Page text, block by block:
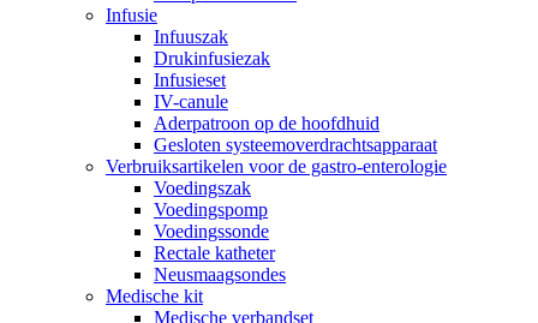
Infusie
Infuuszak
Drukinfusiezak
Infusieset
IV-canule
Aderpatroon op de hoofdhuid
Gesloten systeemoverdrachtsapparaat
Verbruiksartikelen voor de gastro-enterologie
Voedingszak
Voedingspomp
Voedingssonde
Rectale katheter
Neusmaagsondes
Medische kit
Medische verbandset